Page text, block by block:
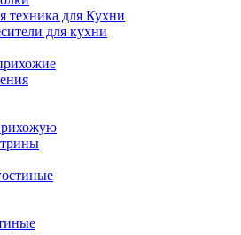
техника для Кухни
для кухни